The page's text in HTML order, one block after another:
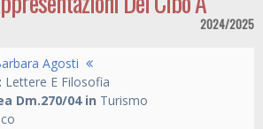
2024/2025
Agosti
Lettere E Filosofia
Dm.270/04 in Turismo